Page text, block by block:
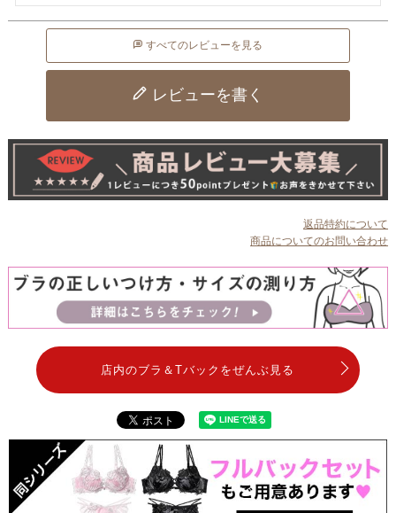
すべてのレビューを見る
レビューを書く
返品特約について
商品についてのお問い合わせ
店内のブラ＆Tバックをぜんぶ見る